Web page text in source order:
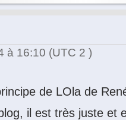
à 16:10 (UTC 2 )
de LOla de
il est très juste et